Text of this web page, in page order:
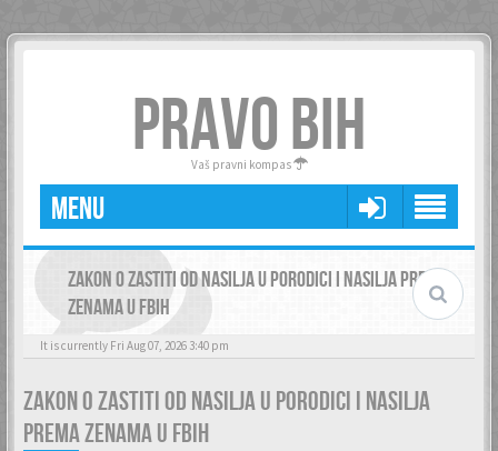
PRAVO BIH
Vaš pravni kompas
MENU
ZAKON O ZASTITI OD NASILJA U PORODICI I NASILJA PREMA
ZENAMA U FBIH
It is currently Fri Aug 07, 2026 3:40 pm
ZAKON O ZASTITI OD NASILJA U PORODICI I NASILJA
PREMA ZENAMA U FBIH